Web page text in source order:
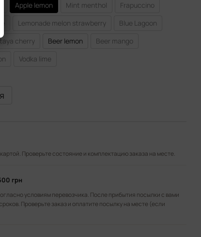
Apple lemon Mint menthol
Frapuccino
Lemonade melon strawberry
Blue Lagoon
cherry Beer lemon
Beer mango
Vodka lime
Проверьте состояние и комплектацию заказа на месте.
грн
условиям перевозчика. После прибытия посылки с вами
Проверьте заказ и оплатите посылку на месте (если